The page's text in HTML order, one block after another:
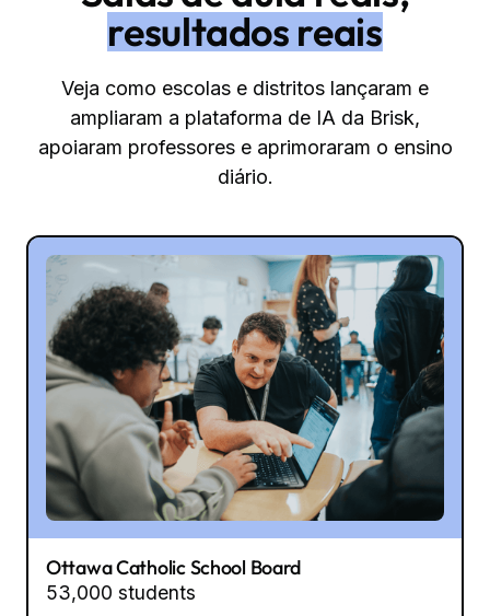
resultados reais
Veja como escolas e distritos lançaram e
ampliaram a plataforma de IA da Brisk,
apoiaram professores e aprimoraram o ensino
diário.
Ottawa Catholic School Board
53,000 students